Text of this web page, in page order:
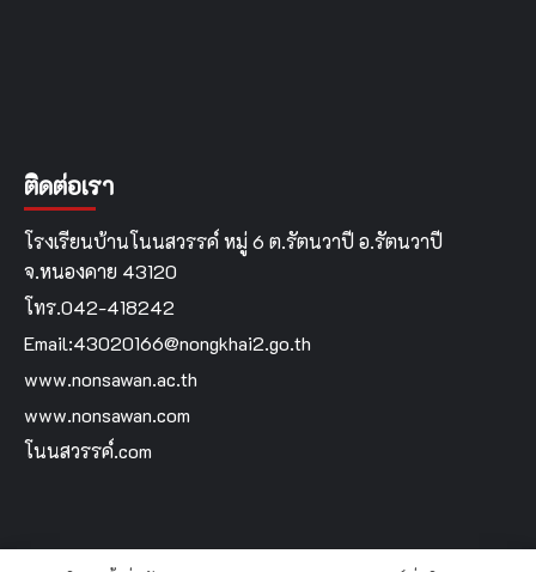
ติดต่อเรา
โรงเรียนบ้านโนนสวรรค์ หมู่ 6 ต.รัตนวาปี อ.รัตนวาปี
จ.หนองคาย 43120
โทร.042-418242
Email:43020166@nongkhai2.go.th
www.nonsawan.ac.th
www.nonsawan.com
โนนสวรรค์.com